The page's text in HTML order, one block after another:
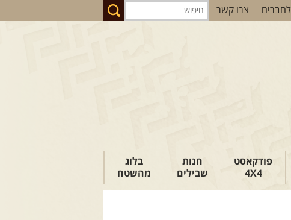
לחברים צרו קשר
פודקאסט
4X4
חנות
שבילים
בלוג
מהשטח